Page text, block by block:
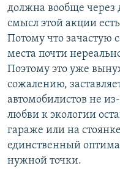
должна вообще через
смысл этой акции
Потому что зачастую
места почти
Поэтому это уже
сожалению,
автомобилистов не
любви к экологии
гараже или на
единственный
нужной точки.